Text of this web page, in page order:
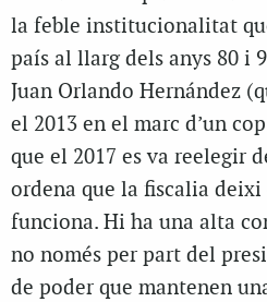
la feble institucionalitat
país al llarg dels anys 80 i
Juan Orlando Hernández
el 2013 en el marc d’un
que el 2017 es va reelegir
ordena que la fiscalia
funciona. Hi ha una alta
no només per part del
de poder que mantenen